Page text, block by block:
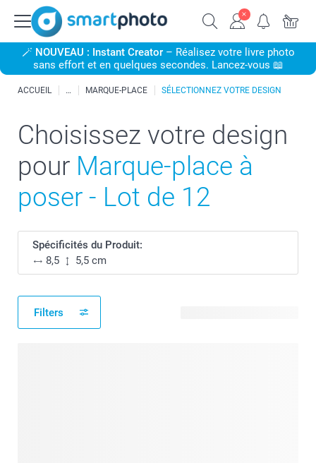
🪄 NOUVEAU : Instant Creator– Réalisez votre livre photo
sans effort et en quelques secondes. Lancez-vous 📖
ACCUEIL MARQUE-PLACE SÉLECTIONNEZ VOTRE DESIGN
Choisissez votre design
pour Marque-place à
poser - Lot de 12
Spécificités du Produit:
8,5
5,5 cm
Filters